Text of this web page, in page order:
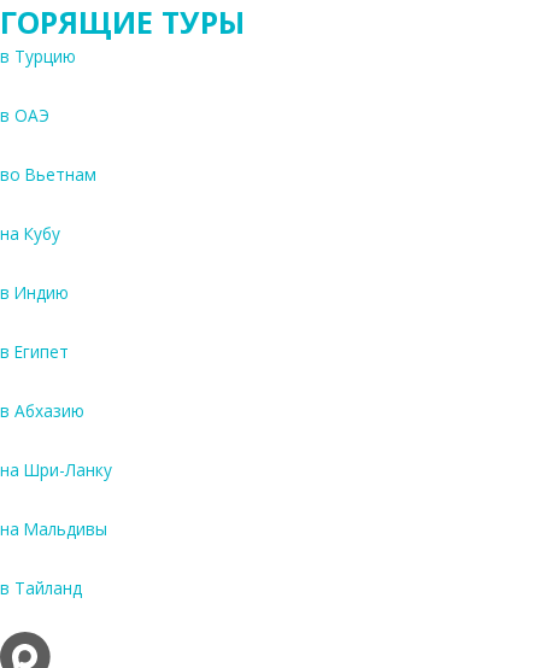
ГОРЯЩИЕ ТУРЫ
в Турцию
в ОАЭ
во Вьетнам
на Кубу
в Индию
в Египет
в Абхазию
на Шри-Ланку
на Мальдивы
в Тайланд